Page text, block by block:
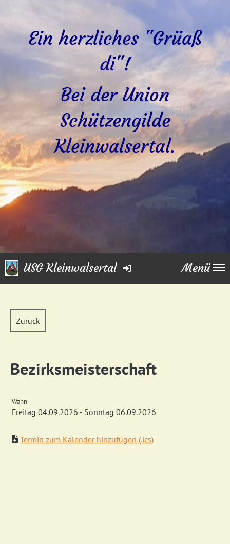
Ein herzliches "Grüaß
di"!
Bei der Union
Schützengilde
Kleinwalsertal.
Menü
USG Kleinwalsertal
Zurück
Bezirksmeisterschaft
Wann
Freitag 04.09.2026 - Sonntag 06.09.2026
Termin zum Kalender hinzufügen (.ics)